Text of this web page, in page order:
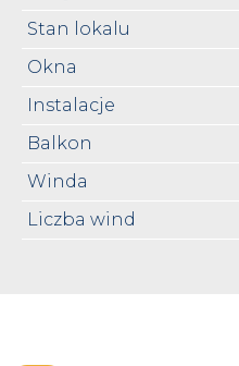
Stan lokalu
Okna
Instalacje
Balkon
Winda
Liczba wind